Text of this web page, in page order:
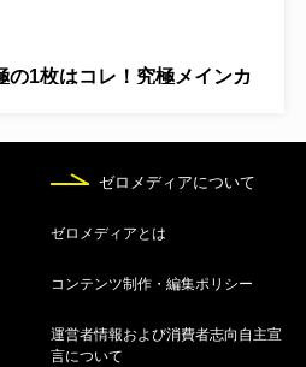
の1枚はコレ！究極メインカ
すめクレジットカード13
を解説
すすめ19選！年代別や年会
ゼロメディアについて
ゼロメディアとは
コンテンツ制作・編集ポリシー
運営者情報および消費者志向自主宣
言について